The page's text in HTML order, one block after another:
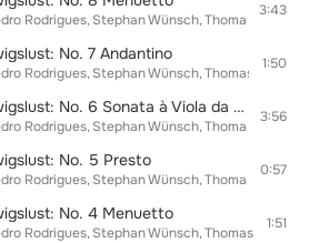
Rodrigues Stephan Wünsch Thomas Fritzsch
3:43
No. 7 Andantino
Rodrigues Stephan Wünsch Thomas Fritzsch
1:50
Sammlung Ludwigslust: No. 6 Sonata à Viola da gamba. Adagio
Rodrigues Stephan Wünsch Thomas Fritzsch
3:56
No. 5 Presto
Rodrigues Stephan Wünsch Thomas Fritzsch
0:57
No. 4 Menuetto
Rodrigues Stephan Wünsch Thomas Fritzsch
1:51